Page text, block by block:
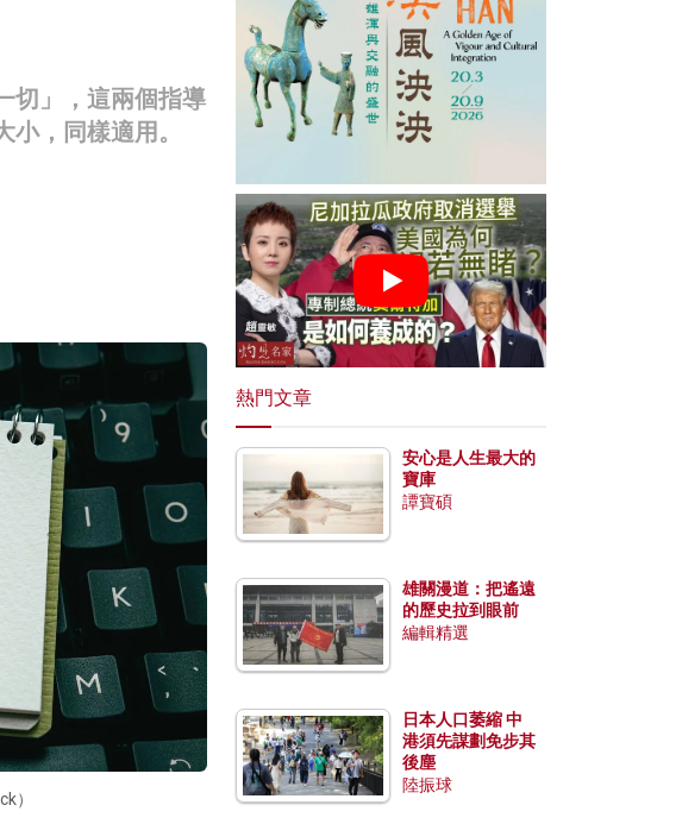
切」，這兩個指導
，同樣適用。
）
熱門文章
安心是人生最大的
寶庫
譚寶碩
雄關漫道：把遙遠
的歷史拉到眼前
編輯精選
日本人口萎縮 中
港須先謀劃免步其
後塵
陸振球